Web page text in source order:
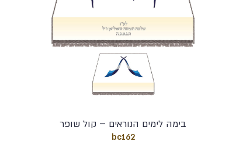
בימה לימים הנוראים – קול שופר
bc162